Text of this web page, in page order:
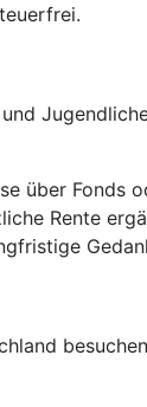
Fonds
Rente